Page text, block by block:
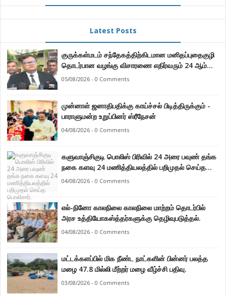
Latest Posts
குருக்கள்மடம் சந்தேகத்திற்கிடமான மனிதப்புதைகுழி
தொடர்பான வழங்கு விசாரணை எதிர்வரும் 24 ஆம்
திகதிக்கு தவணையிடப்பட்டுள்ளது.
05/08/2026 - 0 Comments
முன்னாள் ஜனாதிபதிக்கு காய்ச்சல் பிடித்திருக்கும் -
பாராளுமன்ற உறுப்பினர் ஸ்ரீநேசன்
04/08/2026 - 0 Comments
களுவாஞ்சிகுடி பொலிஸ் பிரிவில் 24 அரை பவுண் தங்க
நகை களவு 24 மணித்தியலத்தில் பறிமுதல் செய்த
பொலிசார்.
04/08/2026 - 0 Comments
எல்-நினோ காலநிலை காலநிலை மாற்றம் தொடர்பில்
அரச உத்தியோகஸ்த்தர்களுக்கு தெழிவுபடுத்தல்.
04/08/2026 - 0 Comments
மட்டக்களப்பில் மிக நீண்ட நாட்களின் பின்னர் பலத்த
மழை 47.8 மில்லி மீற்றர் மழை வீழ்ச்சி பதிவு.
03/08/2026 - 0 Comments